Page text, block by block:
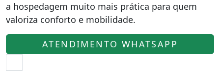
a hospedagem muito mais prática para quem
valoriza conforto e mobilidade.
ATENDIMENTO WHATSAPP